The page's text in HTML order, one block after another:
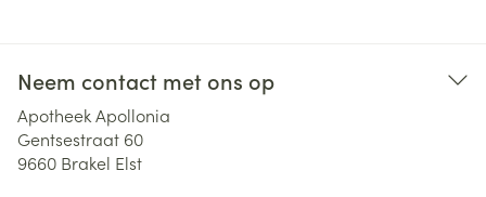
Neem contact met ons op
Apotheek Apollonia
Gentsestraat 60
9660 Brakel Elst